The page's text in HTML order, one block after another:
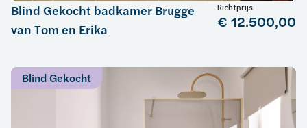
Blind Gekocht badkamer Brugge
van Tom en Erika
Richtprijs
€ 12.500,00
Blind Gekocht